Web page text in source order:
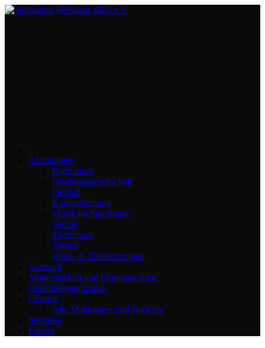
∙
Abteilungen
Badminton
Faschingsgesellschaft
Fußball
Karateabteilung
Musik im Sportbund
Tennis
Tischtennis
Turnen
Reise- & Theaterfreunde
Vorstand
Mitgliedschaft und Ehrenamtskarte
Hallenbelegungsplan
Chronik
Alle Meldungen und Berichte
Senioren
Fitness